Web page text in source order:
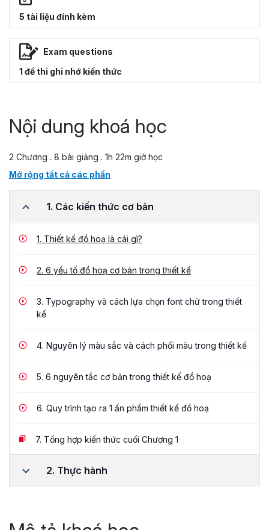
5 tài liệu đính kèm
Exam questions
1 đề thi ghi nhớ kiến thức
Nội dung khoá học
2 Chương . 8 bài giảng . 1h 22m giờ học
Mở rộng tất cả các phần
1. Các kiến thức cơ bản
1. Thiết kế đồ hoạ là cái gì?
2. 6 yếu tố đồ hoạ cơ bản trong thiết kế
3. Typography và cách lựa chọn font chữ trong thiết
kế
4. Nguyên lý màu sắc và cách phối màu trong thiết kế
5. 6 nguyên tắc cơ bản trong thiết kế đồ hoạ
6. Quy trình tạo ra 1 ấn phẩm thiết kế đồ hoạ
7. Tổng hợp kiến thức cuối Chương 1
2. Thực hành